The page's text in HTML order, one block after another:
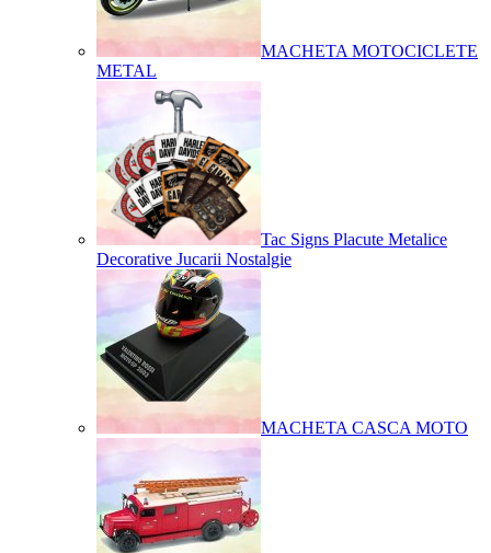
MACHETA MOTOCICLETE
METAL
Tac Signs Placute Metalice
Decorative Jucarii Nostalgie
MACHETA CASCA MOTO